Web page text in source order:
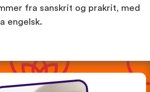
fra sanskrit og prakrit, med
engelsk.